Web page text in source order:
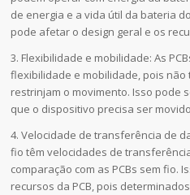
de energia e a vida útil da bateria
pode afetar o design geral e os
3. Flexibilidade e mobilidade: As
flexibilidade e mobilidade, pois não
restrinjam o movimento. Isso pode
que o dispositivo precisa ser
4. Velocidade de transferência de
fio têm velocidades de
comparação com as PCBs sem fio.
recursos da PCB, pois